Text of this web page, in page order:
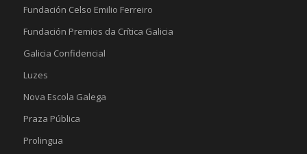
Fundación Celso Emilio Ferreiro
Fundación Premios da Crítica Galicia
Galicia Confidencial
Luzes
Nova Escola Galega
Praza Pública
Prolingua